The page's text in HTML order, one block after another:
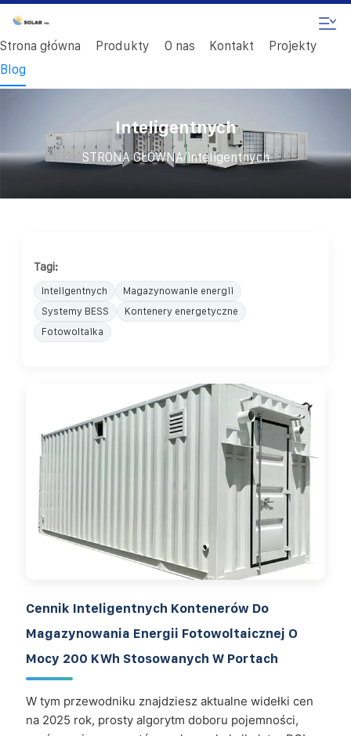
Strona główna Produkty O nas Kontakt
Projekty
Blog
Inteligentnych
STRONA GŁÓWNA/inteligentnych
Tagi:
Inteligentnych
Magazynowanie energii
Systemy BESS
Kontenery energetyczne
Fotowoltaika
Cennik Inteligentnych Kontenerów Do
Magazynowania Energii Fotowoltaicznej O
Mocy 200 KWh Stosowanych W Portach
W tym przewodniku znajdziesz aktualne widełki cen
na 2025 rok, prosty algorytm doboru pojemności,